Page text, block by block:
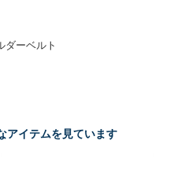
ダーベルト
アイテムを見ています